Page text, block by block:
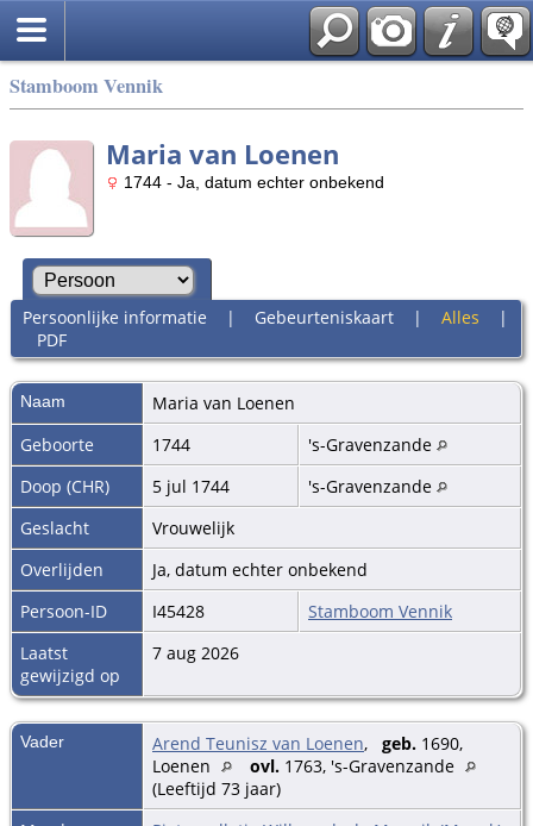
Stamboom Vennik
Maria van Loenen
1744 - Ja, datum echter onbekend
Persoonlijke informatie | Gebeurteniskaart| Alles |
PDF
Naam Maria van Loenen
Geboorte
1744
's-Gravenzande
Doop (CHR)
5 jul 1744
's-Gravenzande
Geslacht
Vrouwelijk
Overlijden
Ja, datum echter onbekend
Persoon-ID
I45428
Stamboom Vennik
Laatst
gewijzigd op
7 aug 2026
Vader Arend Teunisz van Loenen, geb. 1690,
Loenen
ovl. 1763, 's-Gravenzande
(Leeftijd 73 jaar)